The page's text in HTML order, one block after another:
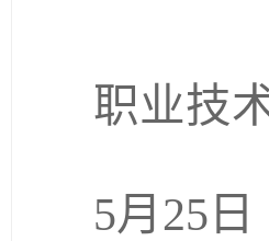
职业技
5月25日